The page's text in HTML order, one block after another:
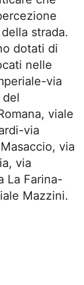
strada.
dotati di
nelle
via
del
viale
via
via
via
La Farina-
Mazzini.